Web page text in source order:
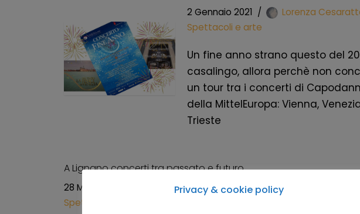
2 Gennaio 2021
Lorenza
Spettacoli e arte
Un fine anno strano questo del
casalingo, allora perchè non
un tour tra i concerti di
della MittelEuropa: Vienna,
Trieste
A Lignano concerti tra passato e futuro
28 Maggio 2020
Lorenza Cesaratto
Spettacoli e arte
Privacy & cookie policy